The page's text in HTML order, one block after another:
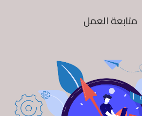
متابعة العمل